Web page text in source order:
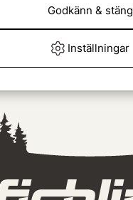
Pick 6 Hook
lamp
Inställningar
Godkänn & stäng